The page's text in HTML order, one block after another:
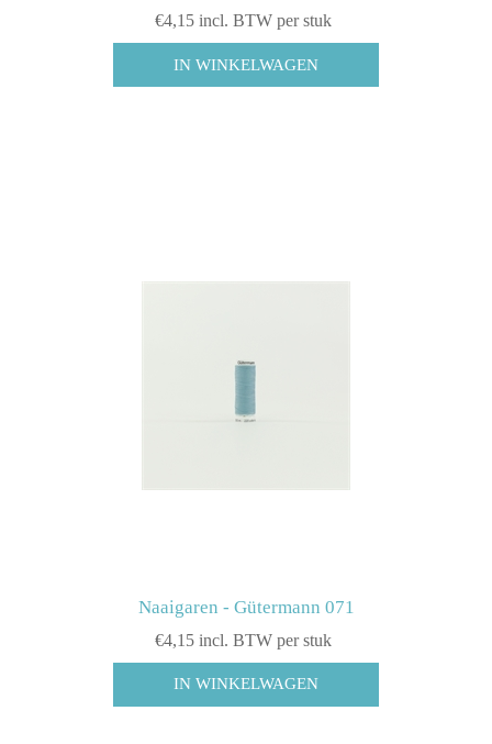
€4,15 incl. BTW per stuk
Naaigaren - Gütermann 071
€4,15 incl. BTW per stuk